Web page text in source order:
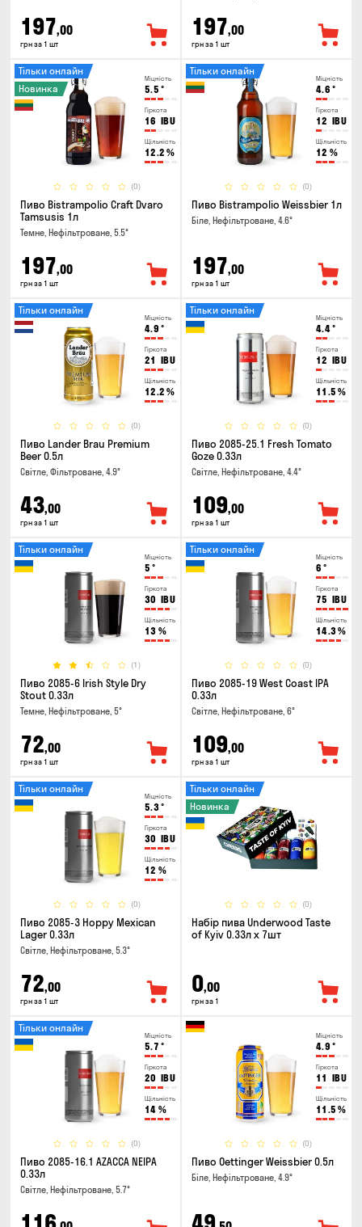
197,00
грн за 1 шт
197,00
грн за 1 шт
Міцність
5.5 °
Гіркота
16 IBU
Щільність
12.2 %
(0)
Тільки онлайн
Новинка
Пиво Bistrampolio Craft Dvaro
Tamsusis 1л
Темне, Нефільтроване, 5.5°
197,00
грн за 1 шт
Міцність
4.6 °
Гіркота
12 IBU
Щільність
12 %
(0)
Тільки онлайн
Пиво Bistrampolio Weissbier 1л
Біле, Нефільтроване, 4.6°
197,00
грн за 1 шт
Міцність
4.9 °
Гіркота
21 IBU
Щільність
12.2 %
(0)
Тільки онлайн
Пиво Lander Brau Premium
Beer 0.5л
Світле, Фільтроване, 4.9°
43,00
грн за 1 шт
Міцність
4.4°
Гіркота
12 IBU
Щільність
11.5 %
(0)
Тільки онлайн
Пиво 2085-25.1 Fresh Tomato
Goze 0.33л
Світле, Нефільтроване, 4.4°
109,00
грн за 1 шт
Міцність
5 °
Гіркота
30 IBU
Щільність
13 %
(1)
Тільки онлайн
Пиво 2085-6 Irish Style Dry
Stout 0.33л
Темне, Нефільтроване, 5°
72,00
грн за 1 шт
Міцність
6 °
Гіркота
75 IBU
Щільність
14.3%
(0)
Тільки онлайн
Пиво 2085-19 West Coast IPA
0.33л
Світле, Нефільтроване, 6°
109,00
грн за 1 шт
Міцність
5.3°
Гіркота
30 IBU
Щільність
12 %
(0)
Тільки онлайн
Пиво 2085-3 Hoppy Mexican
Lager 0.33л
Світле, Нефільтроване, 5.3°
72,00
грн за 1 шт
(0)
Тільки онлайн
Новинка
Набір пива Underwood Taste
of Kyiv 0.33л x 7шт
0,00
грн за 1
Міцність
5.7 °
Гіркота
20 IBU
Щільність
14 %
(0)
Тільки онлайн
Пиво 2085-16.1 AZACCA NEIPA
0.33л
Світле, Нефільтроване, 5.7°
Міцність
4.9 °
Гіркота
11 IBU
Щільність
11.5 %
(0)
Пиво Oettinger Weissbier 0.5л
Біле, Нефільтроване, 4.9°